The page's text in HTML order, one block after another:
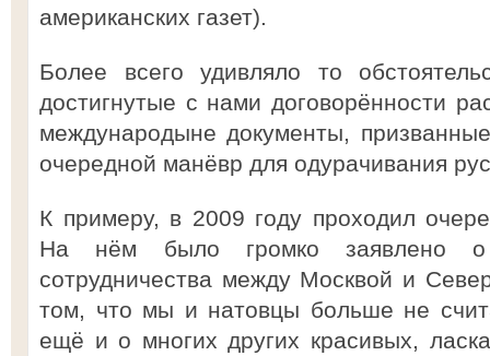
американских газет).
Более всего удивляло то
достигнутые с нами договорённости
международыне документы,
очередной манёвр для одурачивания
К примеру, в 2009 году проходил
На нём было громко заявлено о
сотрудничества между Москвой и
том, что мы и натовцы больше не
ещё и о многих других красивых,